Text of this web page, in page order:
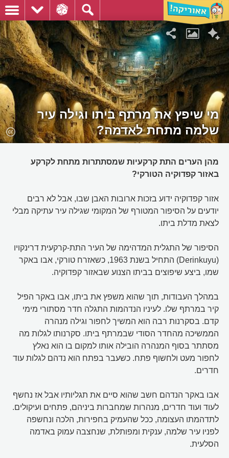
מי שיפץ את מרתף ביתו וגילה עיר
שלמה מתחת לאדמה?
מהן הערים התת קרקעיות שמסתתרות מתחת לקרקע
באזור קפדוקיה הטורקי?
אזור קפדוקיה ידוע בזכות ארובות האבן שבו, אבל לא רבים
יודעים על הסיפור המטורף של המקומי שגילה עיר עתיקה מבלי
לצאת מדלת ביתו.
הסיפור של התגלית המדהימה של העיר התת-קרקעית דרינקויו
(Derinkuyu) התחיל בשנת 1963, כשאזרח טורקי, אבו באקר
שמו, ביצע שיפוצים בביתו הצנוע שבאזור קפדוקיה.
במהלך העבודות, תוך שהוא משפץ את ביתו, אבו באקר הפיל
קיר במרתף שלו. לעיניו הנדהמות התגלה חדר מסתורי מימי
קדם. בסקרנות רבה הוא המשיך לחפור וגילה מנהרה
הממשיכה מהחדר הסודי שבמרתף ביתו. סקרנותו לגלות מה
מסתתר בסוף המנהרה הובילה אותו למקום בו הוא נאלץ
לחפור מעט ולחשוף פתח. כשעבר בפתח הוא נדהם לגלות עוד
חדרים.
אבו באקר הנדהם חשב שהוא סיים את תגליותיו אבל אז נחשף
לעוד ועוד חדרים, מנהרות שמחברות ביניהם, פתחים ועיקולים.
לתדהמתו העצומה, ככל שהעמיק בחפירות, הלכה ונחשפה
לפניו עיר שלמה, ענקית ומפותלת, שנחצבה עמוק באדמה
הסלעית.